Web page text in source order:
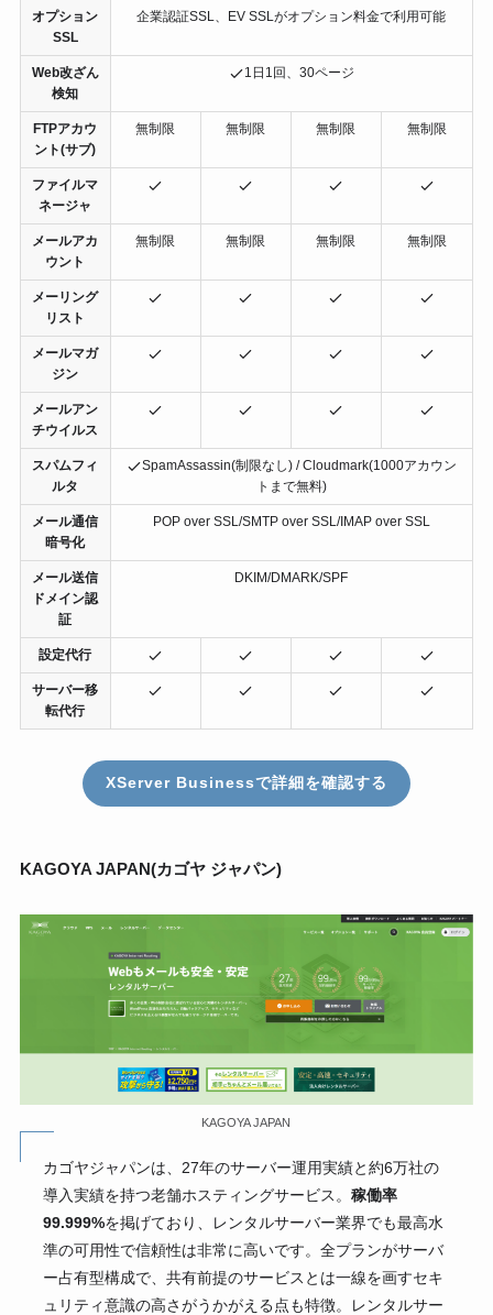
オプション
SSL
企業認証SSL、EV SSLがオプション料金で利用可能
Web改ざん
検知
1日1回、30ページ
FTPアカウ
ント(サブ)
無制限 無制限 無制限 無制限
ファイルマ
ネージャ
メールアカ
ウント
無制限 無制限 無制限 無制限
メーリング
リスト
メールマガ
ジン
メールアン
チウイルス
スパムフィ
ルタ
SpamAssassin(制限なし) / Cloudmark(1000アカウン
トまで無料)
メール通信
暗号化
POP over SSL/SMTP over SSL/IMAP over SSL
メール送信
ドメイン認
証
DKIM/DMARK/SPF
設定代行
サーバー移
転代行
XServer Businessで詳細を確認する
KAGOYA JAPAN(カゴヤ ジャパン)
KAGOYA JAPAN
カゴヤジャパンは、27年のサーバー運用実績と約6万社の
導入実績を持つ老舗ホスティングサービス。 稼働率
99.999%を掲げており、レンタルサーバー業界でも最高水
準の可用性で信頼性は非常に高いです。全プランがサーバ
ー占有型構成で、共有前提のサービスとは一線を画すセキ
ュリティ意識の高さがうかがえる点も特徴。レンタルサー